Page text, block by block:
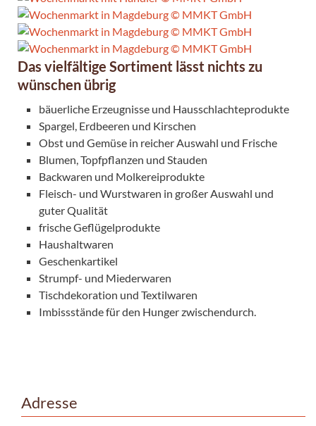
Das vielfältige Sortiment lässt nichts zu
wünschen übrig
bäuerliche Erzeugnisse und Hausschlachteprodukte
Spargel, Erdbeeren und Kirschen
Obst und Gemüse in reicher Auswahl und Frische
Blumen, Topfpflanzen und Stauden
Backwaren und Molkereiprodukte
Fleisch- und Wurstwaren in großer Auswahl und
guter Qualität
frische Geflügelprodukte
Haushaltwaren
Geschenkartikel
Strumpf- und Miederwaren
Tischdekoration und Textilwaren
Imbissstände für den Hunger zwischendurch.
Adresse